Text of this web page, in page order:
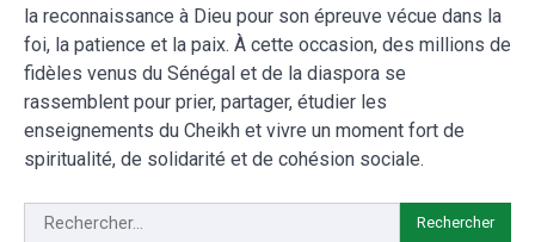
la reconnaissance à Dieu pour son épreuve vécue dans la
foi, la patience et la paix. À cette occasion, des millions de
fidèles venus du Sénégal et de la diaspora se
rassemblent pour prier, partager, étudier les
enseignements du Cheikh et vivre un moment fort de
spiritualité, de solidarité et de cohésion sociale.